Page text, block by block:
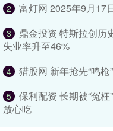
2 富灯网 2025年9月17
3
鼎金投资 特斯拉创历
失业率升至46%
4 猎股网 新年抢先“鸣
5
保利配资 长期被“冤
放心吃